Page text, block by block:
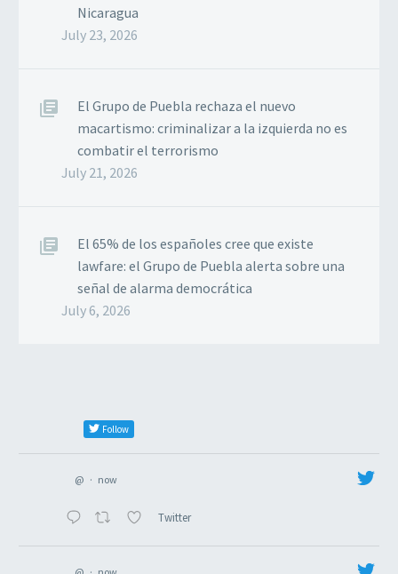
Nicaragua
July 23, 2026
El Grupo de Puebla rechaza el nuevo
macartismo: criminalizar a la izquierda no es
combatir el terrorismo
July 21, 2026
El 65% de los españoles cree que existe
lawfare: el Grupo de Puebla alerta sobre una
señal de alarma democrática
July 6, 2026
Follow
@ · now
Twitter